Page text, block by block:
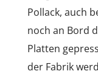
Pollack, auch
noch an Bord
Platten
der Fabrik